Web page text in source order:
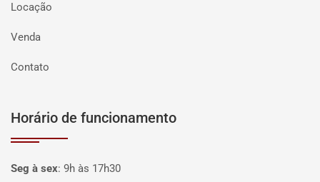
Locação
Venda
Contato
Horário de funcionamento
Seg à sex: 9h às 17h30